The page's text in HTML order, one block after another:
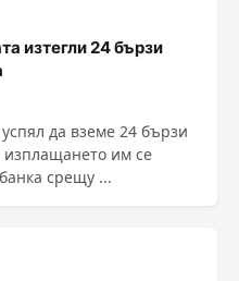
изтегли 24 бързи
да вземе 24 бързи
изплащането им се
срещу ...